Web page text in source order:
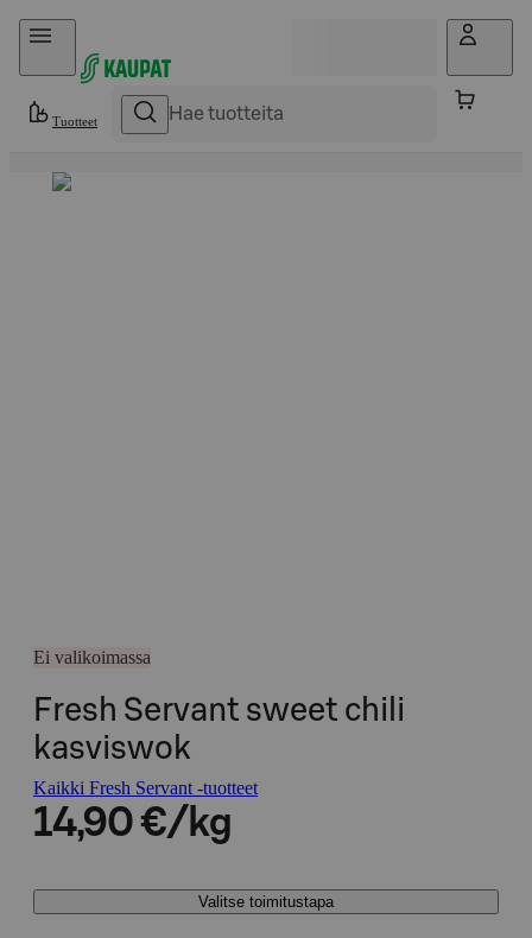
Hyppää sisältöön
Tuotteet
Ei valikoimassa
Fresh Servant sweet chili
kasviswok
Kaikki Fresh Servant -tuotteet
14,90 €/kg
Valitse toimitustapa